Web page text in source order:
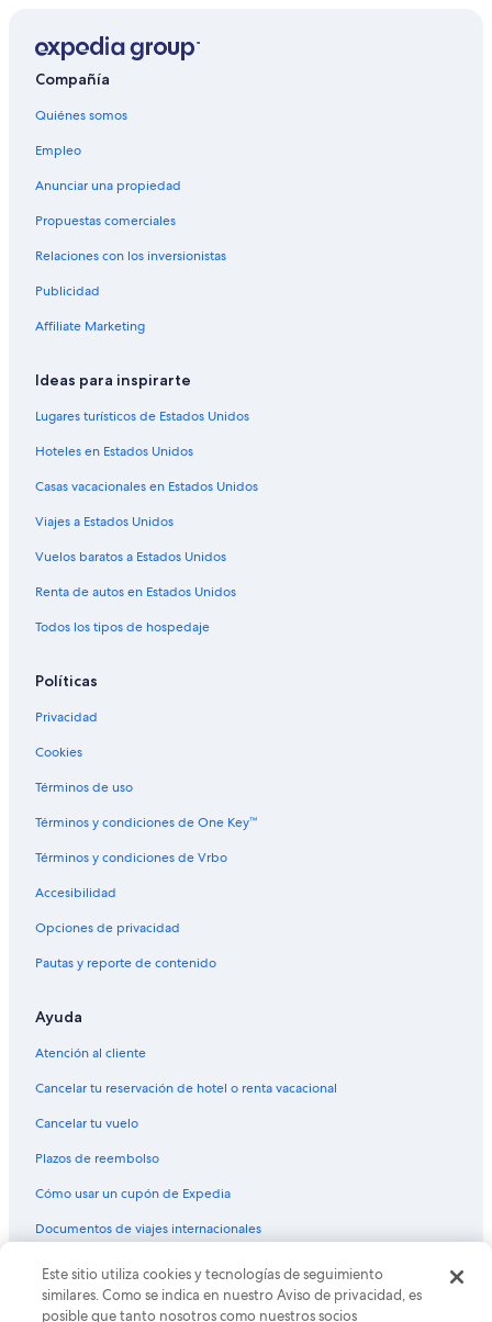
Hoteles en Chouilly
Hoteles 5 estrellas en Épernay
Hoteles con spa en Épernay
Hoteles en Épernay
Villas en Épernay
Hoteles en Cramant
Hoteles en Taissy
Castillos en Bergères-lès-Vertus
Hoteles familiares en Bergères-lès-Vertus
Hoteles en Bergères-lès-Vertus
Hoteles en Matougues
Hoteles en Sillery
Hoteles en Vinay
Hoteles en Courmas
Hoteles en Ludes
Hoteles cerca de Moët et Chandon
Compañía
Quiénes somos
Empleo
Anunciar una propiedad
Propuestas comerciales
Relaciones con los inversionistas
Publicidad
Affiliate Marketing
Ideas para inspirarte
Lugares turísticos de Estados Unidos
Hoteles en Estados Unidos
Casas vacacionales en Estados Unidos
Viajes a Estados Unidos
Vuelos baratos a Estados Unidos
Renta de autos en Estados Unidos
Todos los tipos de hospedaje
Políticas
Privacidad
Cookies
Términos de uso
Términos y condiciones de One Key™
Términos y condiciones de Vrbo
Accesibilidad
Opciones de privacidad
Pautas y reporte de contenido
Ayuda
Atención al cliente
Cancelar tu reservación de hotel o renta vacacional
Cancelar tu vuelo
Plazos de reembolso
Cómo usar un cupón de Expedia
Documentos de viajes internacionales
© 2026 Expedia, Inc., una empresa de Expedia Group. Todos los
derechos reservados. Expedia y el logo de Expedia son marcas
registradas o marcas comerciales de Expedia, Inc. CST# 2029030-50.
Este sitio utiliza cookies y tecnologías de seguimiento
similares. Como se indica en nuestro Aviso de privacidad, es
posible que tanto nosotros como nuestros socios